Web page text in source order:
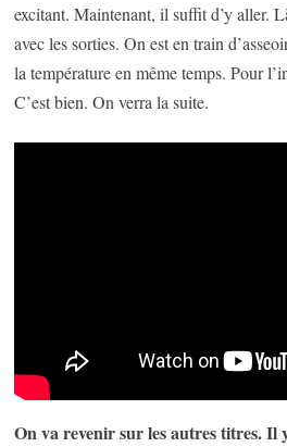
excitant. Maintenant, il suffit d’y aller.
avec les sorties. On est en train
la température en même temps. Pour
C’est bien. On verra la suite.
On va revenir sur les autres titres. Il